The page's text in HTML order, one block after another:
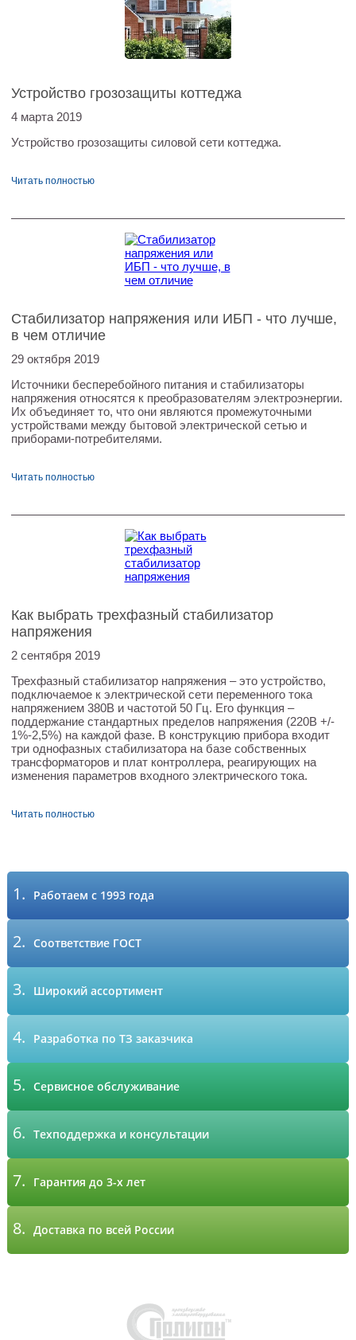
Устройство грозозащиты коттеджа
4 марта 2019
Устройство грозозащиты силовой сети коттеджа.
Читать полностью
Стабилизатор напряжения или ИБП - что лучше,
в чем отличие
29 октября 2019
Источники бесперебойного питания и стабилизаторы
напряжения относятся к преобразователям электроэнергии.
Их объединяет то, что они являются промежуточными
устройствами между бытовой электрической сетью и
приборами-потребителями.
Читать полностью
Как выбрать трехфазный стабилизатор
напряжения
2 сентября 2019
Трехфазный стабилизатор напряжения – это устройство,
подключаемое к электрической сети переменного тока
напряжением 380В и частотой 50 Гц. Его функция –
поддержание стандартных пределов напряжения (220В +/-
1%-2,5%) на каждой фазе. В конструкцию прибора входит
три однофазных стабилизатора на базе собственных
трансформаторов и плат контроллера, реагирующих на
изменения параметров входного электрического тока.
Читать полностью
1. Работаем с 1993 года
2. Соответствие ГОСТ
3. Широкий ассортимент
4. Разработка по ТЗ заказчика
5. Сервисное обслуживание
6. Техподдержка и консультации
7. Гарантия до 3-х лет
8. Доставка по всей России